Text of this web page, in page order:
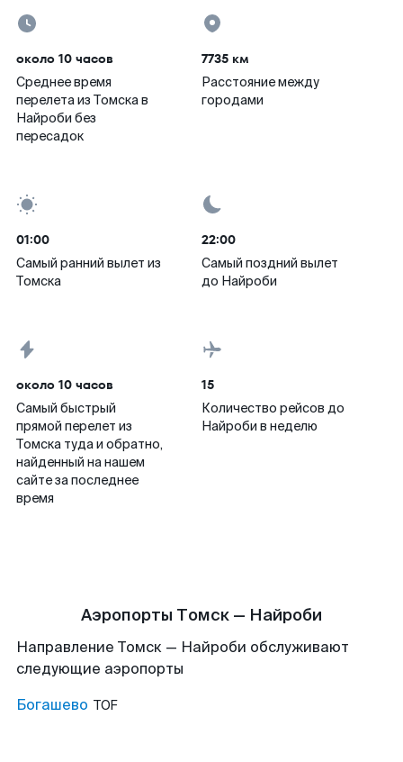
около 10 часов
Среднее время
перелета из Томска в
Найроби без
пересадок
7735 км
Расстояние между
городами
01:00
Самый ранний вылет из
Томска
22:00
Самый поздний вылет
до Найроби
около 10 часов
Самый быстрый
прямой перелет из
Томска туда и обратно,
найденный на нашем
сайте за последнее
время
15
Количество рейсов до
Найроби в неделю
Аэропорты Томск — Найроби
Направление Томск — Найроби обслуживают
следующие аэропорты
Богашево TOF